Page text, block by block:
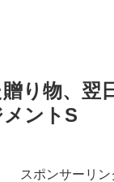
り物、翌
ントS
スポンサーリン